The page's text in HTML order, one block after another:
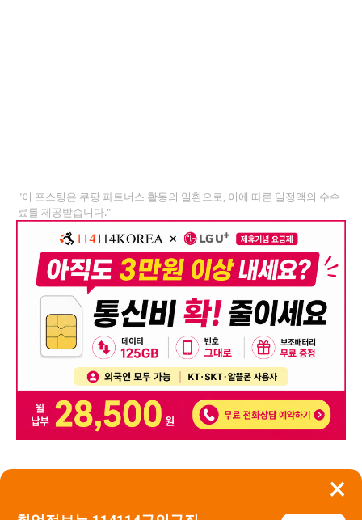
×
"이 포스팅은 쿠팡 파트너스 활동의 일환으로, 이에 따른 일정액의 수수
료를 제공받습니다."